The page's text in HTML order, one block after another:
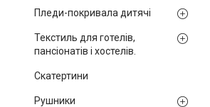
Пледи-покривала дитячі
Текстиль для готелів,
пансіонатів і хостелів.
Скатертини
Рушники